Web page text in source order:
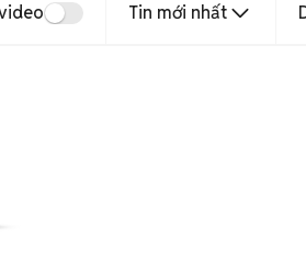
Tin mới nhất